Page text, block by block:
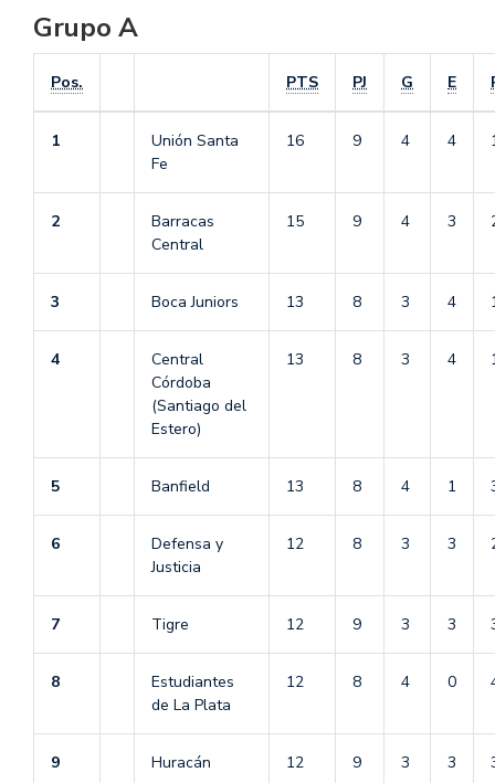
Grupo A
Pos. PTS PJ G E
1
Unión Santa
Fe
16 9 4 4
2
Barracas
Central
15 9 4 3
3 Boca Juniors 13 8 3 4
4
Central
Córdoba
(Santiago del
Estero)
13 8 3 4
5 Banfield 13 8 4 1
6
Defensa y
Justicia
12 8 3 3
7 Tigre 12 9 3 3
8
Estudiantes
de La Plata
12 8 4 0
9 Huracán 12 9 3 3